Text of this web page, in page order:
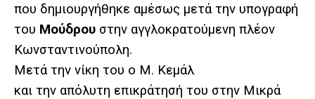
που δημιουργήθηκε αμέσως μετά την υπογραφή
του Μούδρου στην αγγλοκρατούμενη πλέον
Κωνσταντινούπολη.
Μετά την νίκη του ο Μ. Κεμάλ
και την απόλυτη επικράτησή του στην Μικρά